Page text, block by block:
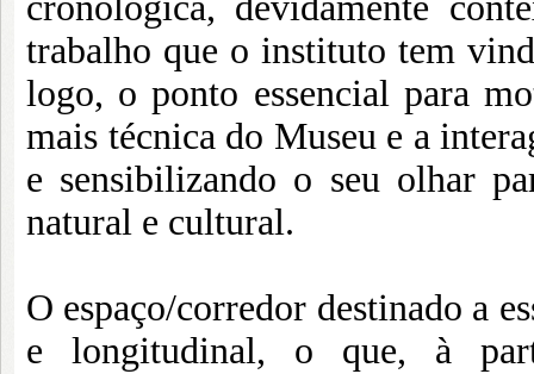
trabalho que o instituto tem
logo, o ponto essencial para
mais técnica do Museu e a
e sensibilizando o seu olhar
natural e cultural.
O espaço/corredor destinado a
e longitudinal, o que, à